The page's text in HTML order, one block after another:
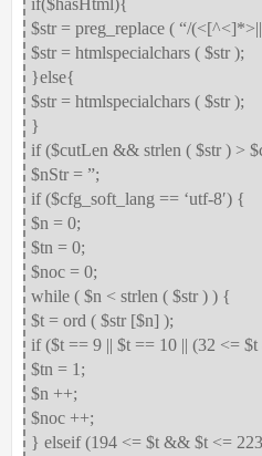
if($hasHtml){
$str = preg_replace ( “/
$str = htmlspecialchars ( $str );
}else{
$str = htmlspecialchars ( $str );
}
if ($cutLen && strlen ( $str ) >
$nStr = ”;
if ($cfg_soft_lang == ‘utf-8′) {
$n = 0;
$tn = 0;
$noc = 0;
while ( $n < strlen ( $str ) ) {
$t = ord ( $str [$n] );
if ($t == 9 || $t == 10 || (32 <=
$tn = 1;
$n ++;
$noc ++;
} elseif (194 <= $t && $t <=